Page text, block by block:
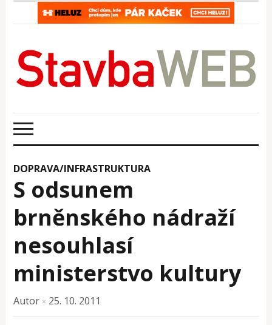
DOPRAVA/INFRASTRUKTURA
S odsunem
brněnského nádraží
nesouhlasí
ministerstvo kultury
Autor × 25. 10. 2011